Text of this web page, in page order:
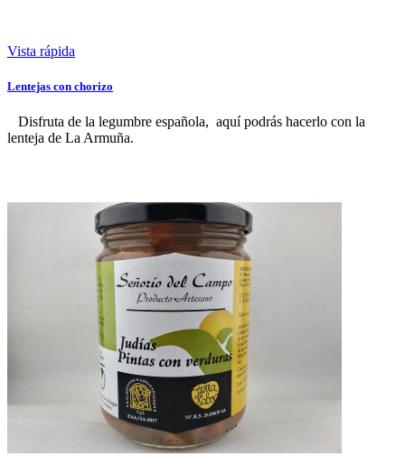
Vista rápida
Lentejas con chorizo
Disfruta de la legumbre española, aquí podrás hacerlo con la
lenteja de La Armuña.